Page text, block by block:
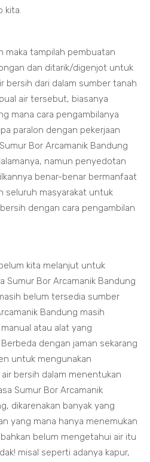
kita.
maka tampilah pembuatan
dan ditarik/digenjot untuk
bersih dari dalam sumber tanah
air tersebut, biasanya
mana cara pengambilanya
paralon dengan pekerjaan
Bor Arcamanik Bandung
namun penyedotan
benar-benar bermanfaat
seluruh masyarakat untuk
dengan cara pengambilan
kita melanjut untuk
Sumur Bor Arcamanik Bandung
belum tersedia sumber
Bandung masih
atau alat yang
dengan jaman sekarang
untuk mengunakan
bersih dalam menentukan
Sumur Bor Arcamanik
dikarenakan banyak yang
yang mana hanya menemukan
belum mengetahui air itu
misal seperti adanya kapur,